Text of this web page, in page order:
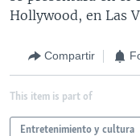
Hollywood, en Las
Compartir
This item is part of
Entretenimiento y cultura